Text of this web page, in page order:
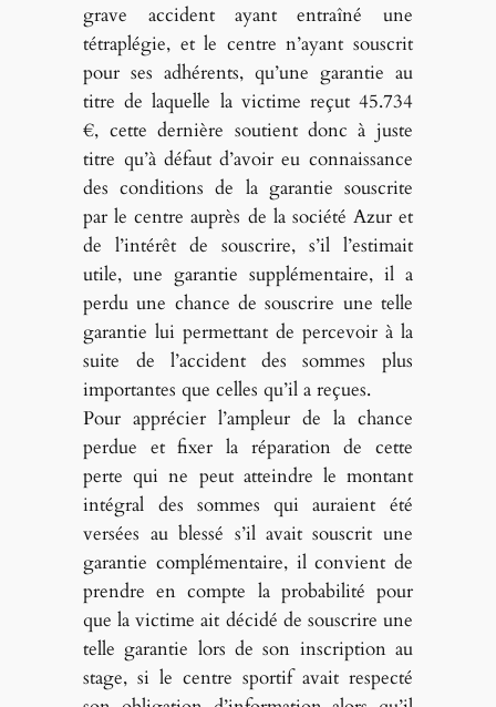
grave accident ayant entraîné une
tétraplégie, et le centre n’ayant souscrit
pour ses adhérents, qu’une garantie au
titre de laquelle la victime reçut 45.734
€, cette dernière soutient donc à juste
titre qu’à défaut d’avoir eu connaissance
des conditions de la garantie souscrite
par le centre auprès de la société Azur et
de l’intérêt de souscrire, s’il l’estimait
utile, une garantie supplémentaire, il a
perdu une chance de souscrire une telle
garantie lui permettant de percevoir à la
suite de l’accident des sommes plus
importantes que celles qu’il a reçues.
Pour apprécier l’ampleur de la chance
perdue et fixer la réparation de cette
perte qui ne peut atteindre le montant
intégral des sommes qui auraient été
versées au blessé s’il avait souscrit une
garantie complémentaire, il convient de
prendre en compte la probabilité pour
que la victime ait décidé de souscrire une
telle garantie lors de son inscription au
stage, si le centre sportif avait respecté